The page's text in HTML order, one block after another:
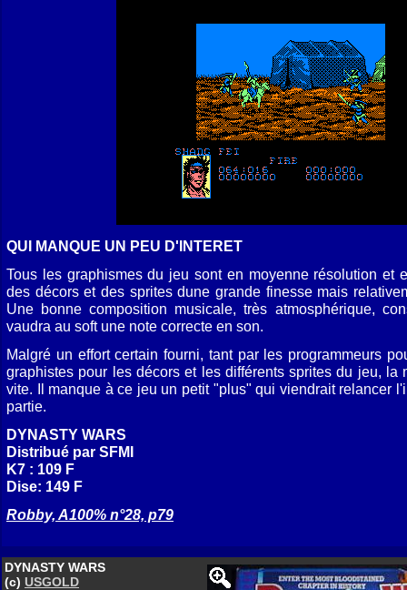
QUI MANQUE UN PEU D'INTERET
Tous les graphismes du jeu sont en moyenne résolution et
des décors et des sprites dune grande finesse mais
Une bonne composition musicale, très atmosphérique,
vaudra au soft une note correcte en son.
Malgré un effort certain fourni, tant par les programmeurs
graphistes pour les décors et les différents sprites du jeu, la
vite. Il manque à ce jeu un petit "plus" qui viendrait relancer
partie.
DYNASTY WARS
Distribué par SFMI
K7 : 109 F
Dise: 149 F
Robby, A100% n°28, p79
DYNASTY WARS
(c) USGOLD